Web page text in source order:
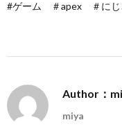
#ゲーム ＃apex ＃に
Author：
miya